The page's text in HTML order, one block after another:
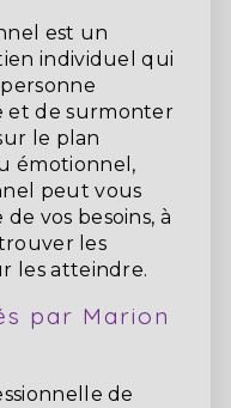
est un
individuel qui
et de surmonter
le plan
émotionnel,
peut vous
vos besoins, à
les
les atteindre.
par Marion
de